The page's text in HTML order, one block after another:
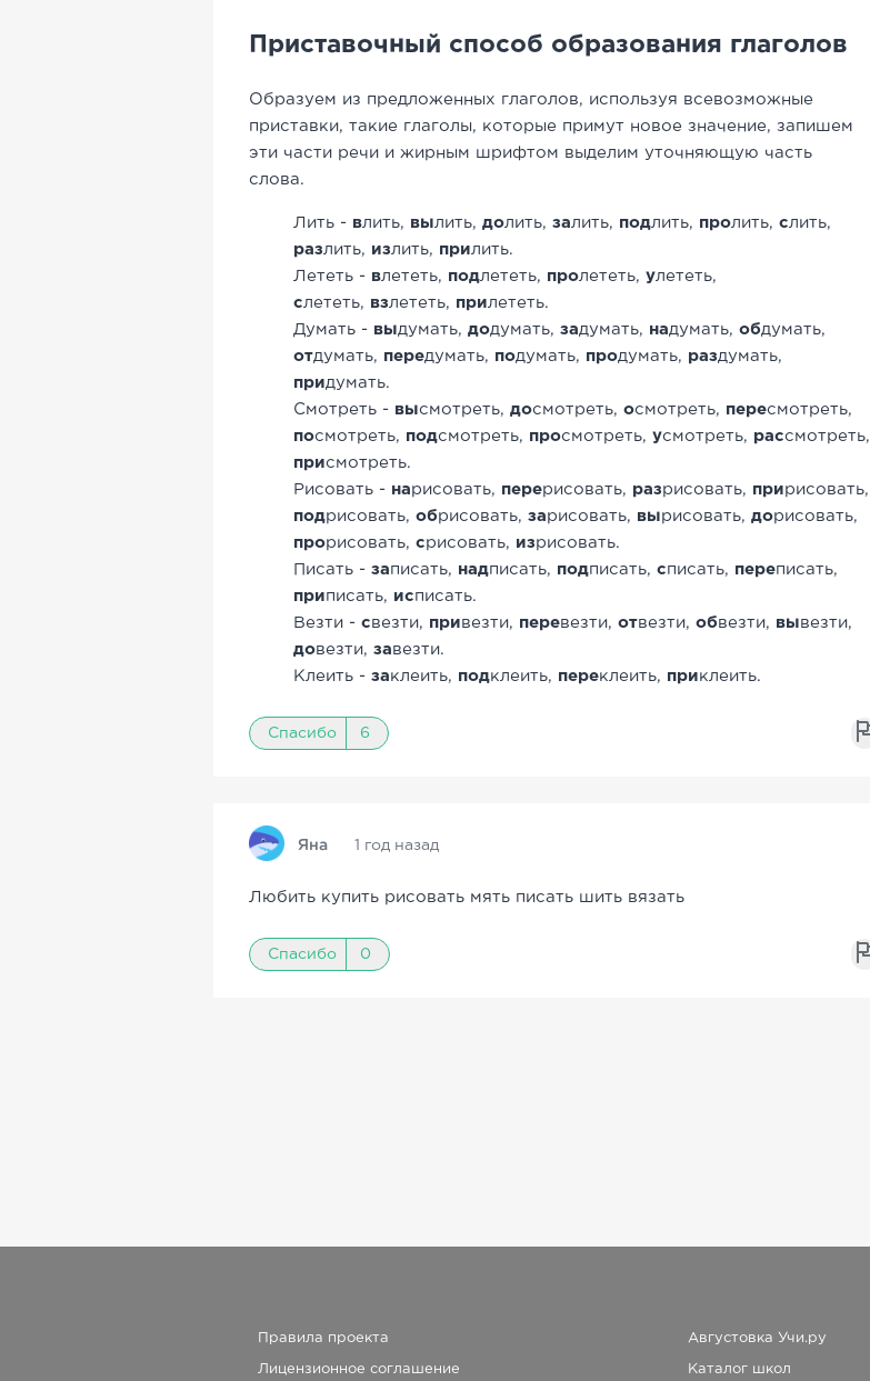
Приставочный способ образования глаголов
Образуем из предложенных глаголов, используя всевозможные
приставки, такие глаголы, которые примут новое значение, запишем
эти части речи и жирным шрифтом выделим уточняющую часть
слова.
Лить - влить, вылить, долить, залить, подлить, пролить, слить,
разлить, излить, прилить.
Лететь - влететь, подлететь, пролететь, улететь,
слететь, взлететь, прилететь.
Думать - выдумать, додумать, задумать, надумать, обдумать,
отдумать, передумать, подумать, продумать, раздумать,
придумать.
Смотреть - высмотреть, досмотреть, осмотреть, пересмотреть,
посмотреть, подсмотреть, просмотреть, усмотреть, рассмотреть,
присмотреть.
Рисовать - нарисовать, перерисовать, разрисовать, пририсовать,
подрисовать, обрисовать, зарисовать, вырисовать, дорисовать,
прорисовать, срисовать, изрисовать.
Писать - записать, надписать, подписать, списать, переписать,
приписать, исписать.
Везти - свезти, привезти, перевезти, отвезти, обвезти, вывезти,
довезти, завезти.
Клеить - заклеить, подклеить, переклеить, приклеить.
Спасибо 6
Яна 1 год назад
Любить купить рисовать мять писать шить вязать
Спасибо 0
Правила проекта
Лицензионное соглашение
Августовка Учи.ру
Каталог школ